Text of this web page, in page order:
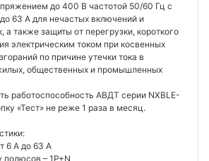
до 400 В частотой 50/60 Гц с
63 А для нечастых включений и
а также защиты от перегрузки, короткого
электрическим током при косвенных
по причине утечки тока в
общественных и промышленных
работоспособность АВДТ серии NXBLE-
«Тест» не реже 1 раза в месяц.
6 А до 63 А
полюсов – 1P+N